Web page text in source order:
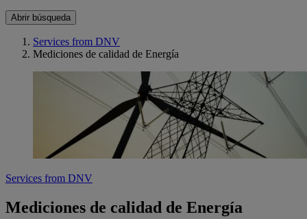
Abrir búsqueda
Services from DNV
Mediciones de calidad de Energía
Services from DNV
Mediciones de calidad de Energía